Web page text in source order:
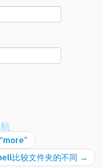
比较文件夹的不同 →